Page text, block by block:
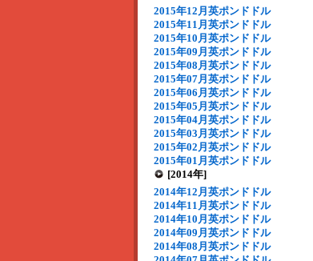
2015年12月英ポンドドル
2015年11月英ポンドドル
2015年10月英ポンドドル
2015年09月英ポンドドル
2015年08月英ポンドドル
2015年07月英ポンドドル
2015年06月英ポンドドル
2015年05月英ポンドドル
2015年04月英ポンドドル
2015年03月英ポンドドル
2015年02月英ポンドドル
2015年01月英ポンドドル
[2014年]
2014年12月英ポンドドル
2014年11月英ポンドドル
2014年10月英ポンドドル
2014年09月英ポンドドル
2014年08月英ポンドドル